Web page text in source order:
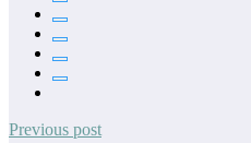
Previous post